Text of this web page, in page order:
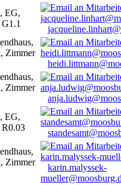
EG,
Zimmer
Zimmer
EG,
Zimmer
karin.malyssek-